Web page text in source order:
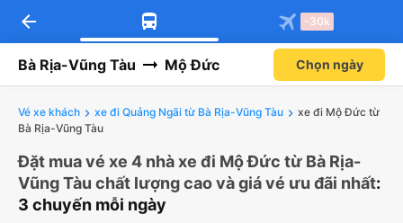
arrow_back -30k
Bà Rịa-Vũng Tàu Mộ Đức Chọn ngày
Vé xe khách xe đi Quảng Ngãi từ Bà Rịa-Vũng Tàu
xe đi Mộ Đức từ
Bà Rịa-Vũng Tàu
Đặt mua vé xe 4 nhà xe đi Mộ Đức từ Bà Rịa-
Vũng Tàu chất lượng cao và giá vé ưu đãi nhất:
3 chuyến mỗi ngày